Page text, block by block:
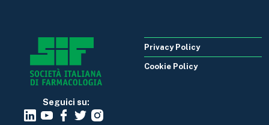
Seguici su:
Privacy Policy
Cookie Policy